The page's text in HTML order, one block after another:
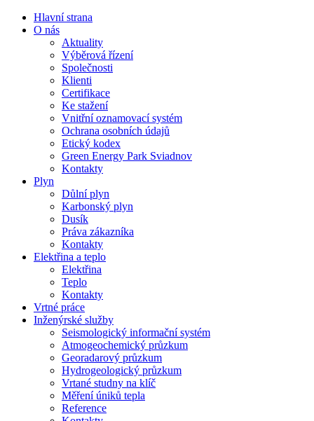
Hlavní strana
O nás
Aktuality
Výběrová řízení
Společnosti
Klienti
Certifikace
Ke stažení
Vnitřní oznamovací systém
Ochrana osobních údajů
Etický kodex
Green Energy Park Sviadnov
Kontakty
Plyn
Důlní plyn
Karbonský plyn
Dusík
Práva zákazníka
Kontakty
Elektřina a teplo
Elektřina
Teplo
Kontakty
Vrtné práce
Inženýrské služby
Seismologický informační systém
Atmogeochemický průzkum
Georadarový průzkum
Hydrogeologický průzkum
Vrtané studny na klíč
Měření úniků tepla
Reference